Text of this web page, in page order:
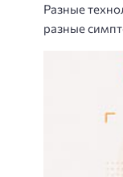
Разные
разные